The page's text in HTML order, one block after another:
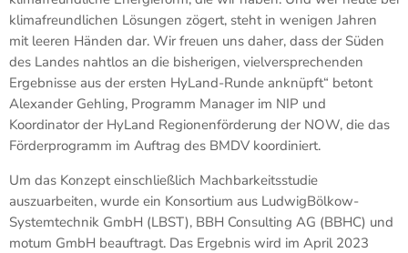
klimafreundlichen Lösungen zögert, steht in wenigen Jahren
mit leeren Händen dar. Wir freuen uns daher, dass der Süden
des Landes nahtlos an die bisherigen, vielversprechenden
Ergebnisse aus der ersten HyLand-Runde anknüpft“ betont
Alexander Gehling, Programm Manager im NIP und
Koordinator der HyLand Regionenförderung der NOW, die das
Förderprogramm im Auftrag des BMDV koordiniert.
Um das Konzept einschließlich Machbarkeitsstudie
auszuarbeiten, wurde ein Konsortium aus LudwigBölkow-
Systemtechnik GmbH (LBST), BBH Consulting AG (BBHC) und
motum GmbH beauftragt. Das Ergebnis wird im April 2023